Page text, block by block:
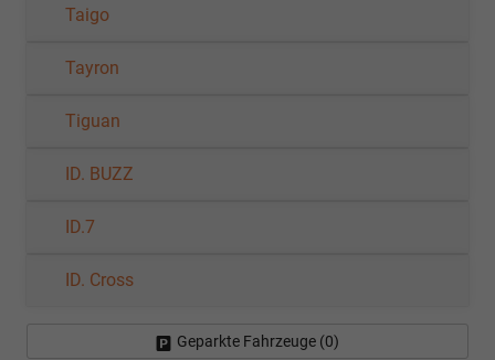
Taigo
Tayron
Tiguan
ID. BUZZ
ID.7
ID. Cross
Geparkte Fahrzeuge (0)